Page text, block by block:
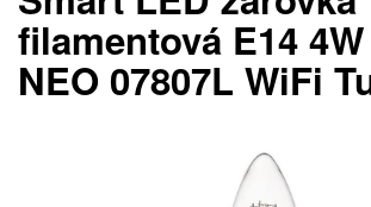
filamentová E14
NEO 07807L WiFi